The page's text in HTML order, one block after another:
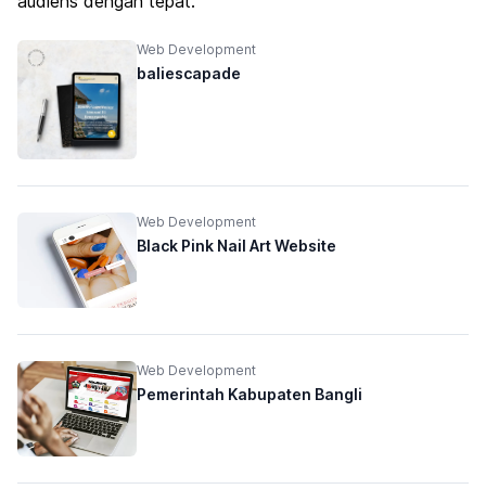
Web Development
baliescapade
Web Development
Black Pink Nail Art Website
Web Development
Pemerintah Kabupaten Bangli